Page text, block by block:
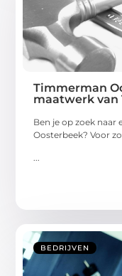
Timmerman
maatwerk van
Ben je op zoek
Oosterbeek? Voor
...
BEDRIJVEN